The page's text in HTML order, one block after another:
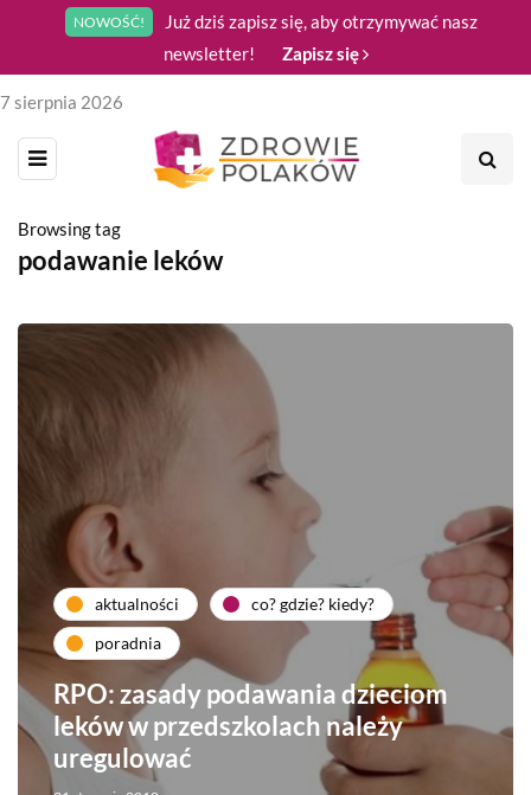
NOWOŚĆ!
Już dziś zapisz się, aby otrzymywać nasz
newsletter!
Zapisz się
7 sierpnia 2026
Browsing tag
podawanie leków
aktualności
co? gdzie? kiedy?
poradnia
RPO: zasady podawania dzieciom
leków w przedszkolach należy
uregulować